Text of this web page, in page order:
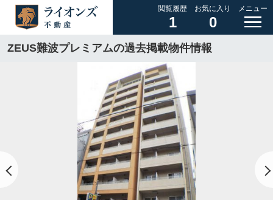
閲覧履歴
1
お気に入り
0
メニュー
ZEUS難波プレミアムの過去掲載物件情報